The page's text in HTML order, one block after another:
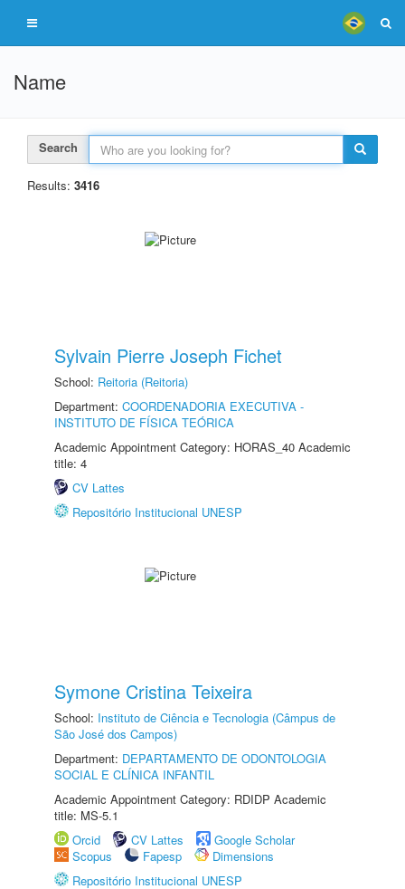
Name
Search
Results: 3416
Sylvain Pierre Joseph Fichet
School: Reitoria (Reitoria)
Department: COORDENADORIA EXECUTIVA -
INSTITUTO DE FÍSICA TEÓRICA
Academic Appointment Category: HORAS_40 Academic
title: 4
CV Lattes
Repositório Institucional UNESP
Symone Cristina Teixeira
School: Instituto de Ciência e Tecnologia (Câmpus de
São José dos Campos)
Department: DEPARTAMENTO DE ODONTOLOGIA
SOCIAL E CLÍNICA INFANTIL
Academic Appointment Category: RDIDP Academic
title: MS-5.1
Orcid
CV Lattes
Google Scholar
Scopus
Fapesp
Dimensions
Repositório Institucional UNESP